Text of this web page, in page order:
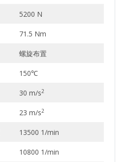
5200 N
71.5 Nm
螺旋布置
150℃
30 m/s2
23 m/s2
13500 1/min
10800 1/min